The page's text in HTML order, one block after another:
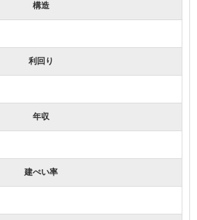
構造
利回り
年収
建ぺい率